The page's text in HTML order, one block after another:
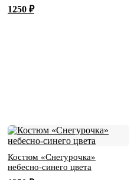
1250 ₽
Костюм «Снегурочка»
небесно-синего цвета